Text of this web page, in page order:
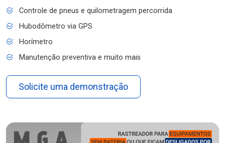
Controle de pneus e quilometragem percorrida
Hubodômetro via GPS
Horímetro
Manutenção preventiva e muito mais
Solicite uma demonstração